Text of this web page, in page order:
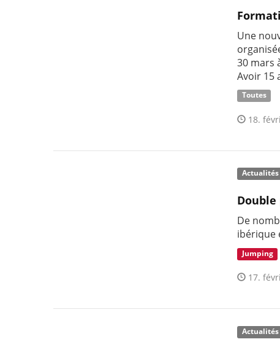
Une
30 mars
Avoir 15
Toutes
18.
Actualités
De
ibérique
Jumping
17.
Actualités